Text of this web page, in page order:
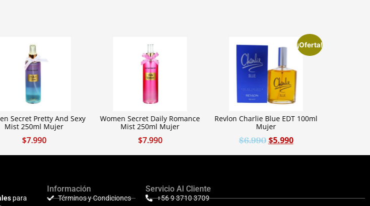
Secret Pretty And Sexy
Mist 250ml Mujer
$7.990
Women Secret Daily Romance
Mist 250ml Mujer
$7.990
¡Oferta!
Revlon Charlie Blue EDT 100ml
Mujer
$6.990 $5.990
para
Información
Términos y Condiciones
Servicio Al Cliente
+56 9 3710 3709